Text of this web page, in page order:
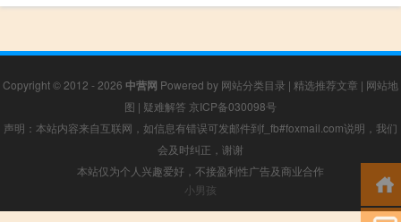
Copyright © 2012 - 2026 中营网 Powered by 网站分类目录 | 精选推荐文章 | 网站地
图 | 疑难解答 京ICP备030098号
声明：本站内容来自互联网，如信息有错误可发邮件到f_fb#foxmail.com说明，我们
会及时纠正，谢谢
本站仅为个人兴趣爱好，不接盈利性广告及商业合作
小男孩